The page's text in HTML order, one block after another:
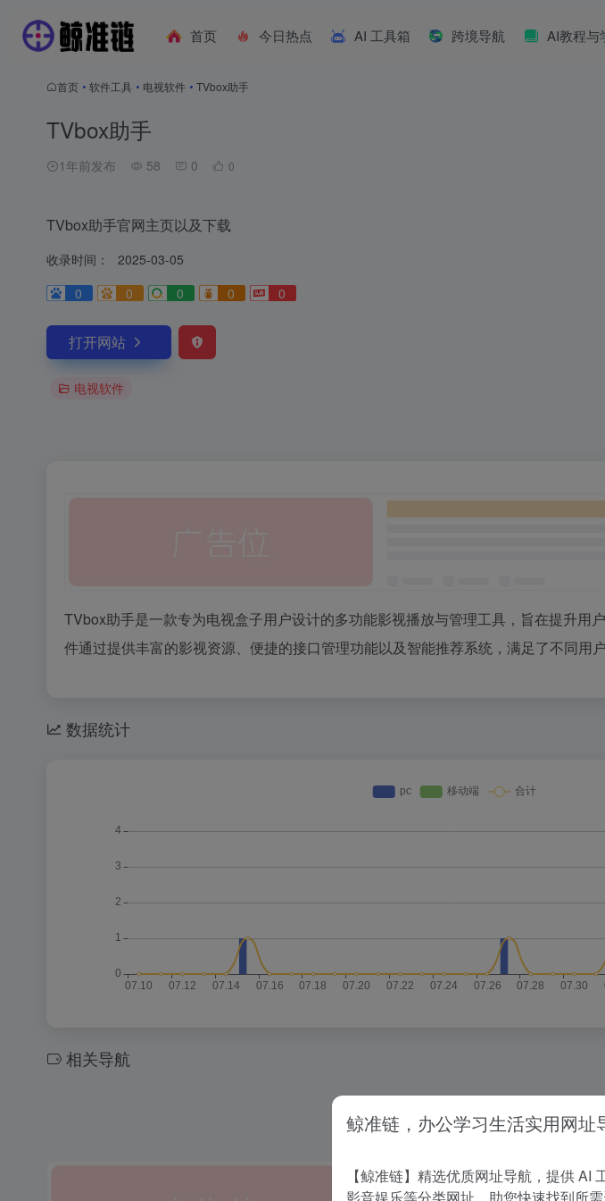
首页 今日热点 AI 工具箱 跨境导航 AI教程与
首页 • 软件工具 • 电视软件 • TVbox助手
TVbox助手
1年前发布 58 0 0
TVbox助手官网主页以及下载
收录时间：
2025-03-05
0
0 0 0 0
打开网站
电视软件
TVbox助手是一款专为电视盒子用户设计的多功能影视播放与管理工具，旨在提升用
件通过提供丰富的影视资源、便捷的接口管理功能以及智能推荐系统，满足了不同用户
数据统计
相关导航
没有相关内容!
鲸准链，办公学习生活实用网址
【鲸准链】精选优质网址导航，提供 AI
影音娱乐等分类网址，助您快速找到所需